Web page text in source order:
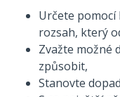
Určete
rozsah, který
Zvažte možné
způsobit,
Stanovte